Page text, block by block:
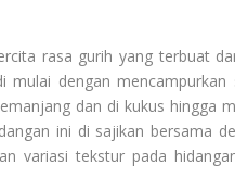
rasa gurih yang terbuat
mulai dengan
dan di kukus hingga
ini di sajikan bersama
variasi tekstur pada